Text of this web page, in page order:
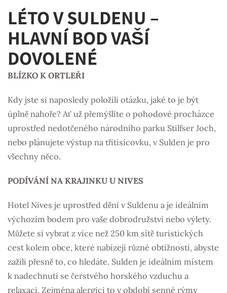
LÉTO V SULDENU –
HLAVNÍ BOD VAŠÍ
DOVOLENÉ
BLÍZKO K ORTLEŘI
Kdy jste si naposledy položili otázku, jaké to je být
úplně nahoře? Ať už přemýšlíte o pohodové procházce
uprostřed nedotčeného národního parku Stilfser Joch,
nebo plánujete výstup na třítisícovku, v Sulden je pro
všechny něco.
PODÍVÁNÍ NA KRAJINKU U NIVES
Hotel Nives je uprostřed dění v Suldenu a je ideálním
výchozím bodem pro vaše dobrodružství nebo výlety.
Můžete si vybrat z více než 250 km sítě turistických
cest kolem obce, které nabízejí různé obtížnosti, abyste
zažili přesně to, co hledáte. Sulden je ideálním místem
k nadechnutí se čerstvého horského vzduchu a
relaxaci. Zejména alergici to v období senné rýmy